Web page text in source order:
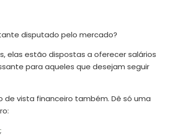
disputado pelo mercado?
elas estão dispostas a oferecer salários
para aqueles que desejam seguir
vista financeiro também. Dê só uma
;